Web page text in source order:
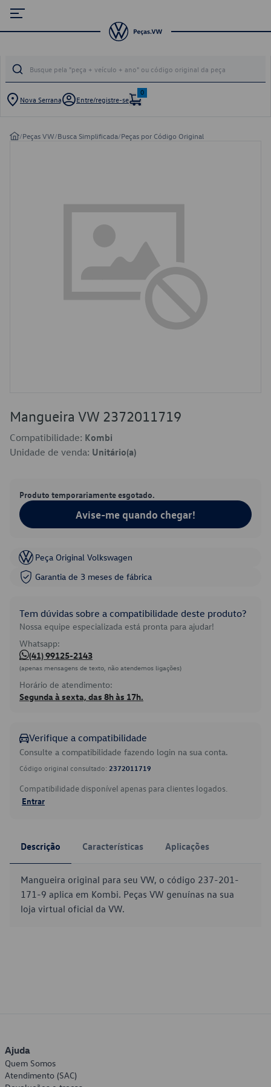
Nova Serrana Entre/registre-se
0
/Peças VW/Busca Simplificada/Peças por Código Original
Mangueira VW 2372011719
Compatibilidade: Kombi
Unidade de venda: Unitário(a)
Produto temporariamente esgotado.
Avise-me quando chegar!
Peça Original Volkswagen
Garantia de 3 meses de fábrica
Tem dúvidas sobre a compatibilidade deste produto?
Nossa equipe especializada está pronta para ajudar!
Whatsapp:
(41) 99125-2143
(apenas mensagens de texto, não atendemos ligações)
Horário de atendimento:
Segunda à sexta, das 8h às 17h.
Verifique a compatibilidade
Consulte a compatibilidade fazendo login na sua conta.
Código original consultado: 2372011719
Compatibilidade disponível apenas para clientes logados.
Entrar
Descrição Características Aplicações
Mangueira original para seu VW, o código 237-201-
171-9 aplica em Kombi. Peças VW genuínas na sua
loja virtual oficial da VW.
Ajuda
Quem Somos
Atendimento (SAC)